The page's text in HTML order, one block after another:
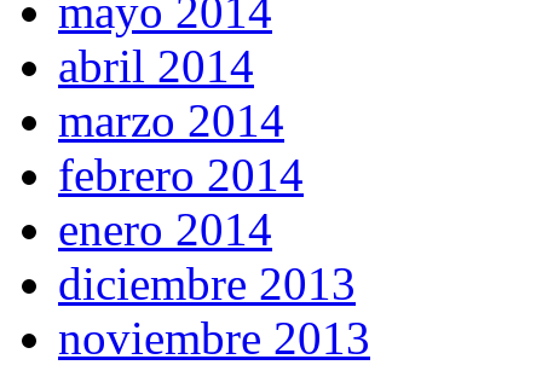
mayo 2014
abril 2014
marzo 2014
febrero 2014
enero 2014
diciembre 2013
noviembre 2013